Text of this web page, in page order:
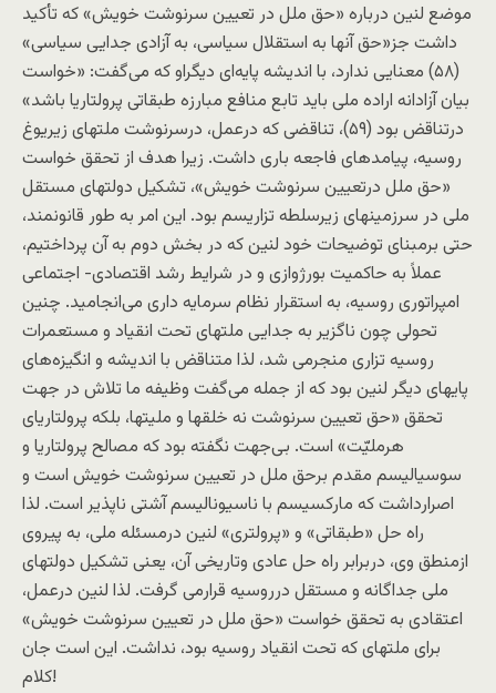
موضع لنین درباره «حق ملل در تعيين سرنوشت خويش» که تأکيد
داشت جز«حق آنها به استقلال سياسی، به آزادی جدايی سياسی»
(۵۸) معنایی ندارد، با انديشه پايه‌ای دیگراو که می‌گفت: «خواست
بيان آزادانه اراده ملی بايد تابع منافع مبارزه طبقاتی پرولتاريا باشد»
درتناقض بود (۵۹)، تناقضی که درعمل، درسرنوشت ملتهای زيريوغ
روسيه، پیامدهای فاجعه باری داشت. زیرا هدف از تحقق خواست
«حق ملل درتعيين سرنوشت خويش»، تشکيل دولتهای مستقل
ملی در سرزمینهای زیرسلطه تزاریسم بود. این امر به طور قانونمند،
حتی برمبنای توضيحات خود لنين که در بخش دوم به آن پرداختيم،
عملاً به حاکميت بورژوازی و در شرایط رشد اقتصادی- اجتماعی
امپراتوری روسیه، به استقرار نظام سرمایه داری می‌انجاميد. چنين
تحولی چون ناگزير به جدايی ملتهای تحت انقياد و مستعمرات
روسيه تزاری منجرمی شد، لذا متناقض با انديشه و انگيزه‌های
پايهای دیگر لنين بود که از جمله می‌گفت وظيفه ما تلاش در جهت
تحقق «حق تعيين سرنوشت نه خلقها و مليتها، بلکه پرولتاريای
هرمليّت» است. بی‌جهت نگفته بود که مصالح پرولتاريا و
سوسياليسم مقدم برحق ملل در تعيين سرنوشت خويش است و
اصرارداشت که مارکسيسم با ناسيوناليسم آشتی ناپذير است. لذا
راه حل «طبقاتی» و «پرولتری» لنين درمسئله ملی، به پيروی
ازمنطق وی، دربرابر راه حل عادی وتاريخی آن، يعنی تشکيل دولتهای
ملی جداگانه و مستقل درروسيه قرارمی گرفت. لذا لنين درعمل،
اعتقادی به تحقق خواست «حق ملل در تعيين سرنوشت خويش»
برای ملتهای که تحت انقياد روسيه بود، نداشت. اين است جان
کلام!